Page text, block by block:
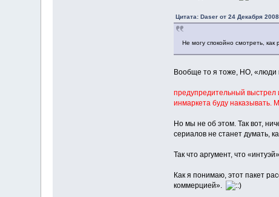
Цитата: Daser от 24 Декабря
Не могу спокойно смотреть,
Вообще то я тоже, НО, «люди
предупредительный выстрел
инмаркета буду наказывать.
Но мы не об этом. Так вот,
сериалов не станет думать,
Так что аргумент, что
Как я понимаю, этот пакет
коммерцией».